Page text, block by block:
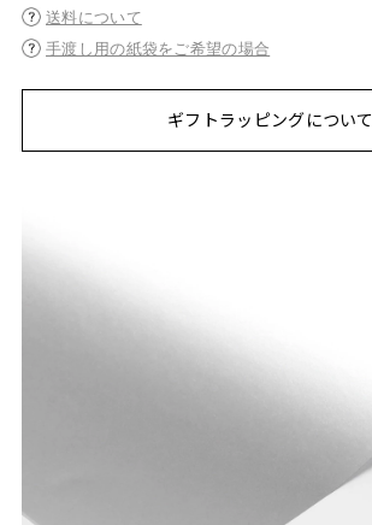
送料について
手渡し用の紙袋をご希望の場合
ギフトラッピングについて